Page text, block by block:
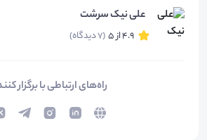
علی نیک سرشت
4.9 از 5 (7 دیدگاه)
راه‌های ارتباطی با برگزار